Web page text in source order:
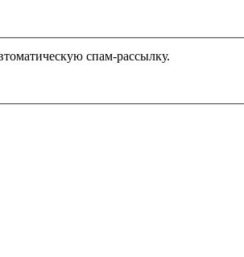
спам-рассылку.